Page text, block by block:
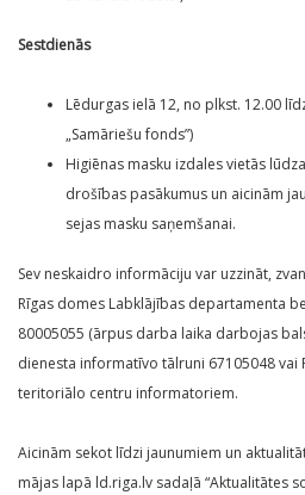
Sestdienās
Lēdurgas ielā 12, no plkst. 12.00
„Samāriešu fonds”)
Higiēnas masku izdales vietās
drošības pasākumus un aicinām
sejas masku saņemšanai.
Sev neskaidro informāciju var uzzināt,
Rīgas domes Labklājības departamenta
80005055 (ārpus darba laika darbojas
dienesta informatīvo tālruni 67105048 vai
teritoriālo centru informatoriem.
Aicinām sekot līdzi jaunumiem un
mājas lapā ld.riga.lv sadaļā “Aktualitātes